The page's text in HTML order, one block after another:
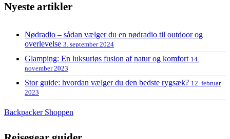
Nyeste artikler
Nødradio – sådan vælger du en nødradio til outdoor og
overlevelse 3. september 2024
Glamping: En luksuriøs fusion af natur og komfort 14.
november 2023
Stor guide: hvordan vælger du den bedste rygsæk? 12. februar
2023
Backpacker Shoppen